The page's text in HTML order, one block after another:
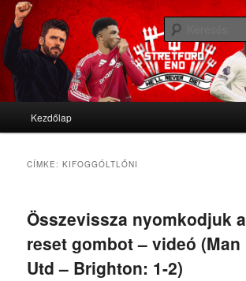
Stretford End
We'll never die
Tovább az elsődleges tartalomra
Tovább a másodlagos tartalomra
Kezdőlap
CÍMKE:KIFOGGÓLTLŐNI
Összevissza nyomkodjuk a
reset gombot – videó (Man
Utd – Brighton: 1-2)